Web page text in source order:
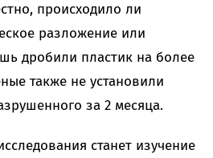
происходило ли
разложение или
дробили пластик на более
также не установили
за 2 месяца.
станет изучение